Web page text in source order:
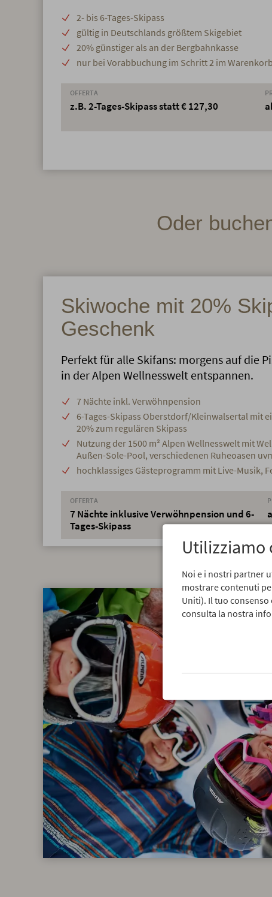
2- bis 6-Tages-Skipass
gültig in Deutschlands größtem Skigebiet
20% günstiger als an der Bergbahnkasse
nur bei Vorabbuchung im Schritt 2 im Warenkorb
OFFERTA
z.B. 2-Tages-Skipass statt € 127,30
Oder
Skiwoche mit 20%
Geschenk
Perfekt für alle Skifans: morgens auf die
in der Alpen Wellnesswelt entspannen.
7 Nächte inkl. Verwöhnpension
6-Tages-Skipass Oberstdorf/Kleinwalsertal mit
20% zum regulären Skipass
Nutzung der 1500 m² Alpen Wellnesswelt mit
Außen-Sole-Pool, verschiedenen Ruheoasen
hochklassiges Gästeprogramm mit Live-Musik,
OFFERTA
7 Nächte inklusive Verwöhnpension und 6-
Tages-Skipass
Utilizziamo
Noi e i nostri partner
mostrare contenuti
Uniti). Il tuo
consulta la nostra